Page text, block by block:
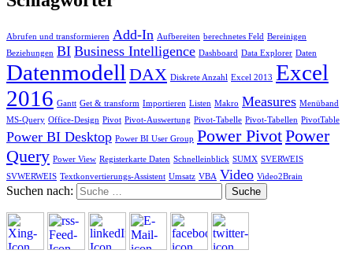
Abrufen und transformieren Add-In Aufbereiten berechnetes Feld Bereinigen
Beziehungen BI Business Intelligence Dashboard Data Explorer Daten
Datenmodell DAX Diskrete Anzahl Excel 2013 Excel
2016 Gantt Get & transform Importieren Listen Makro Measures Menüband
MS-Query Office-Design Pivot Pivot-Auswertung Pivot-Tabelle Pivot-Tabellen PivotTable
Power BI Desktop Power BI User Group Power PivotPower
Query Power View Registerkarte Daten Schnelleinblick SUMX SVERWEIS
SVWERWEIS Textkonvertierungs-Assistent Umsatz VBA Video Video2Brain
Suchen nach: